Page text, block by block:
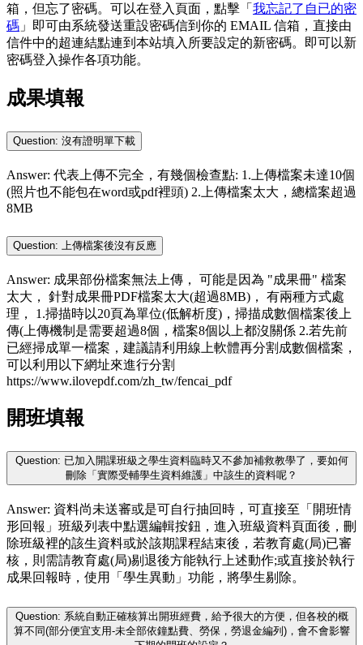
箱，但忘了密碼。可以在登入頁面，點擊「 我忘記了自已的密
碼 」即可由系統發送重設密碼信到你的 EMAIL 信箱，直接由
信件中的超連結點連到本站填入所要設定的新密碼。即可以新
密碼登入操作各項功能。
成果填報
Question: 沒有證明單下載
Answer: 代表上傳不完全，有幾個檢查點: 1.上傳檔案未達10個
(照片也不能包在word或pdf裡頭) 2.上傳檔案太大，總檔案超過
8MB
Question: 上傳檔案後沒有反應
Answer: 成果部份檔案無法上傳， 可能是因為 "成果冊" 檔案
太大， 針對成果冊PDF檔案太大(超過8MB)， 有兩種方式處
理， 1.掃描時以20頁為單位(低解析度)，掃描成數個檔案後上
傳(上傳機制是需要超過8個，檔案8個以上都沒關係 2.若先前
已經掃成單一檔案，建議請利用線上軟體再分割成數個檔案，
可以利用以下網址來進行分割
https://www.ilovepdf.com/zh_tw/fencai_pdf
開班填報
Question: 已加入開課班級之學生資料臨時又不參加補救教學了，要如何
刪除「實際受輔學生資料維護」中該生的資料呢？
Answer: 資料尚未送審或是可自行抽回時，可直接至「開班情
形回報」班級列表中點選編輯按鈕，進入班級資料頁面後，刪
除班級裡的該生資料或於該期課程結束後，若教育處(局)已審
核，則需請教育處(局)剔退後方能執行上述動作;或直接於執行
成果回報時，使用「學生異動」功能，將學生剔除。
Question: 系統自動正確核算出開班經費，給予很大的方便，但各校的概
算不同(部分便宜支用-未全部依鐘點費、勞保，勞退金編列)，會不會影響